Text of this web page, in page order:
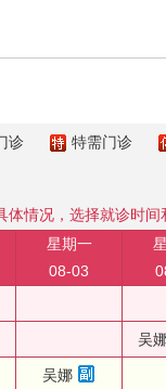
诊 特需门诊
体情况，选择就诊时间
星期一
08-03
吴
吴娜